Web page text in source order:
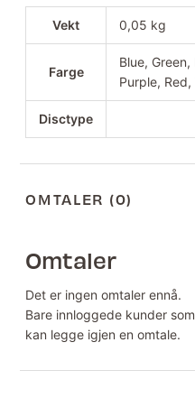
Vekt 0,05 kg
Farge
Blue,
Purple,
Disctype
OMTALER (0)
Omtaler
Det er ingen omtaler ennå.
Bare innloggede kunder
kan legge igjen en omtale.